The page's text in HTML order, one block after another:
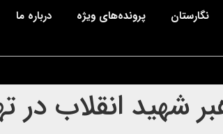
نگارستان پرونده‌های ویژه درباره ما
انقلاب در